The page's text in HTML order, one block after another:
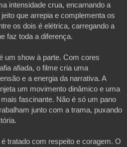
intensidade crua, encarnando a
que arrepia e complementa os
os dois é elétrica, carregando a
faz toda a diferença.
um show à parte. Com cores
afiada, o filme cria uma
e a energia da narrativa. A
um movimento dinâmico e uma
fascinante. Não é só um pano
junto com a trama, puxando
tratado com respeito e coragem. O